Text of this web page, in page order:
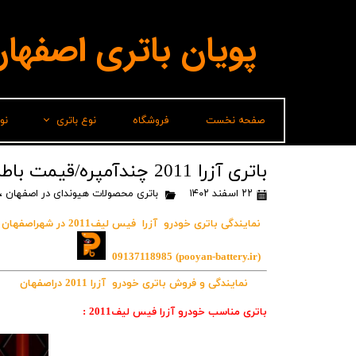
صفحه نخست فروشگاه نوع باتری
لیدر(پاسارگاد)
برناباتری
باتری شارک
سپاهان باتری
وایا باتری
پویان باتری
باتری آزرا 2011 چندآمپره/قیمت باطری آزرا فیس لیف2011
۲۲ اسفند ۱۴۰۲ باتری محصولات هیوندای در اصفهان
نمایندگی باتری خودرو آزرا فیس لیف2011 در شهراصفهان
(pooyan-battery.ir)
09137118985
نمایندگی و فروش باتری خودرو آزرا 2011 دراصفهان
باتری مناسب خودرو آزرا فیس لیف2011 :